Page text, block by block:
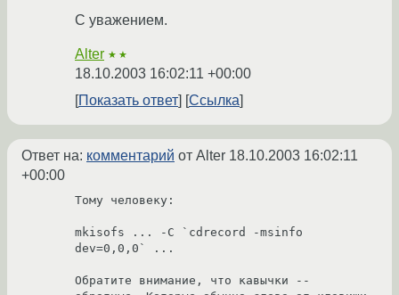
С уважением.
Alter ★★
18.10.2003 16:02:11 +00:00
Показать ответ
Ссылка
Ответ на: комментарий от Alter 18.10.2003 16:02:11
+00:00
Тому человеку:
mkisofs ... -C `cdrecord -msinfo
dev=0,0,0` ...
Обратите внимание, что кавычки --